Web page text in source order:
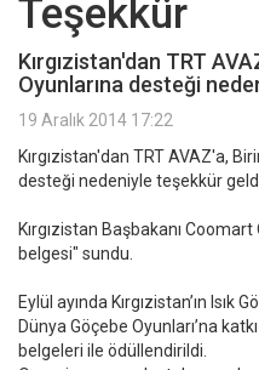
Teşekkür
Kırgızistan'dan TRT
Oyunlarına desteği
19 Aralık 2014 17:22
Kırgızistan'dan TRT AVAZ'a,
desteği nedeniyle teşekkür
Kırgızistan Başbakanı
belgesi" sundu.
Eylül ayında Kırgızistan’ın
Dünya Göçebe Oyunları’na
belgeleri ile ödüllendirildi.